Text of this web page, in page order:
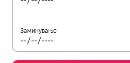
Заминување